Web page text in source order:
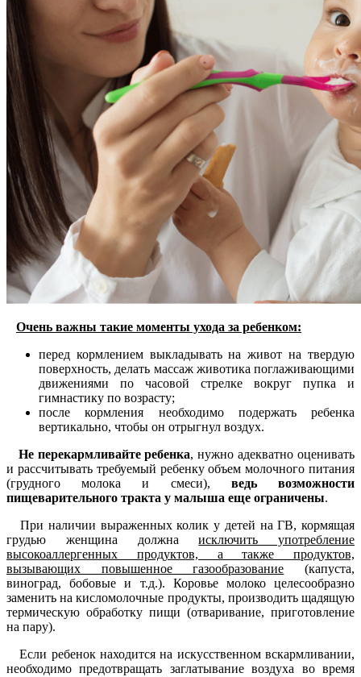
Очень важны такие моменты ухода за ребенком:
перед кормлением выкладывать на живот на твердую
поверхность, делать массаж животика поглаживающими
движениями по часовой стрелке вокруг пупка и
гимнастику по возрасту;
после кормления необходимо подержать ребенка
вертикально, чтобы он отрыгнул воздух.
Не перекармливайте ребенка, нужно адекватно оценивать
и рассчитывать требуемый ребенку объем молочного питания
(грудного молока и смеси), ведь возможности
пищеварительного тракта у малыша еще ограничены.
При наличии выраженных колик у детей на ГВ, кормящая
грудью женщина должнаисключить употребление
высокоаллергенных продуктов, а также продуктов,
вызывающих повышенное газообразование (капуста,
виноград, бобовые и т.д.). Коровье молоко целесообразно
заменить на кисломолочные продукты, производить щадящую
термическую обработку пищи (отваривание, приготовление
на пару).
Если ребенок находится на искусственном вскармливании,
необходимо предотвращать заглатывание воздуха во время